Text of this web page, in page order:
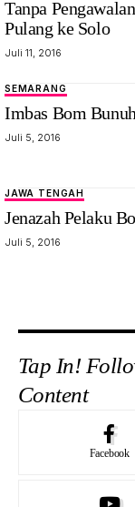
Tanpa
Pulang ke Solo
Juli 11, 2016
SEMARANG
Imbas Bom
Juli 5, 2016
JAWA TENGAH
Jenazah Pelaku
Juli 5, 2016
Tap In!
Content
Facebook